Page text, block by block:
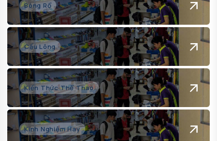
Bóng Rổ
Cầu Lông
Kiến Thức Thể Thao
Kinh Nghiệm Hay